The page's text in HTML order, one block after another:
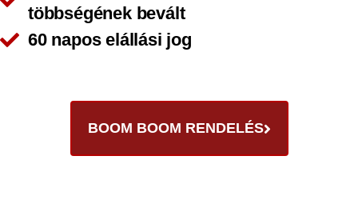
többségének bevált
60 napos elállási jog
BOOM BOOM RENDELÉS